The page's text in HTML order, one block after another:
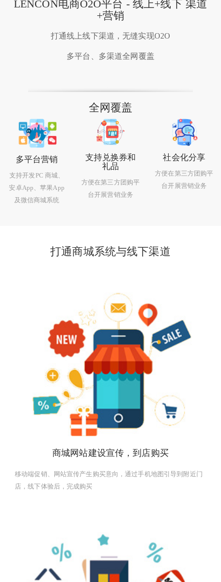
LENCON电商O2O平台 - 线上+线下 渠道
+营销
打通线上线下渠道，无缝实现O2O
多平台、多渠道全网覆盖
全网覆盖
多平台营销
支持开发PC 商城、
安卓App、苹果App
及微信商城系统
支持兑换券和
礼品
方便在第三方团购平
台开展营销业务
社会化分享
方便在第三方团购平
台开展营销业务
打通商城系统与线下渠道
商城网站建设宣传，到店购买
移动端促销、网站宣传产生购买意向，通过手机地图引导到附近门
店，线下体验后，完成购买